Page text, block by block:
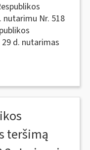
nutarimu Nr. 518
d. nutarimas
teršimą